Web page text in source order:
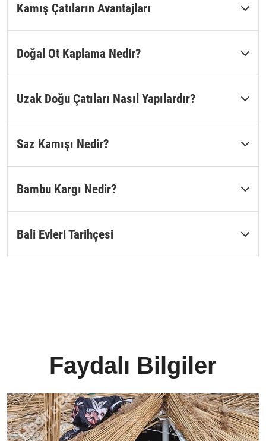
Kamış Çatıların Avantajları
Doğal Ot Kaplama Nedir?
Uzak Doğu Çatıları Nasıl Yapılardır?
Saz Kamışı Nedir?
Bambu Kargı Nedir?
Bali Evleri Tarihçesi
Faydalı Bilgiler